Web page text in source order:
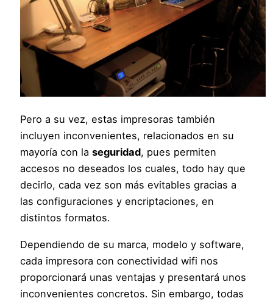
Pero a su vez, estas impresoras también
incluyen inconvenientes, relacionados en su
mayoría con laseguridad, pues permiten
accesos no deseados los cuales, todo hay que
decirlo, cada vez son más evitables gracias a
las configuraciones y encriptaciones, en
distintos formatos.
Dependiendo de su marca, modelo y software,
cada impresora con conectividad wifi nos
proporcionará unas ventajas y presentará unos
inconvenientes concretos. Sin embargo, todas